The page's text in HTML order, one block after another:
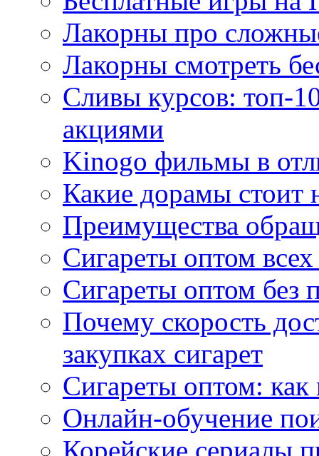
Лакорны про
Лакорны смотреть
Сливы курсов: топ-
акциями
Kinogo фильмы в
Какие дорамы стоит
Преимущества
Сигареты оптом
Сигареты оптом без
Почему скорость
закупках сигарет
Сигареты оптом:
Онлайн-обучение